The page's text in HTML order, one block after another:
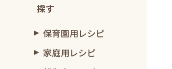
探す
保育園用レシピ
家庭用レシピ